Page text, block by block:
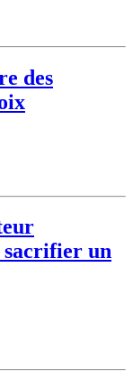
des
sacrifier un